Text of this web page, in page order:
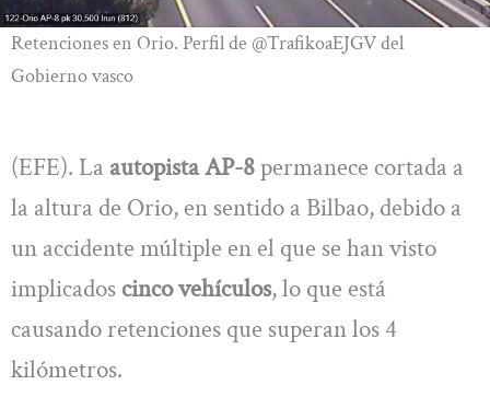
Retenciones en Orio. Perfil de @TrafikoaEJGV del
Gobierno vasco
(EFE). La autopista AP-8permanece cortada a
la altura de Orio, en sentido a Bilbao, debido a
un accidente múltiple en el que se han visto
implicados cinco vehículos, lo que está
causando retenciones que superan los 4
kilómetros.